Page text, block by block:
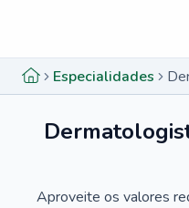
Especialidades
Aproveite os valores